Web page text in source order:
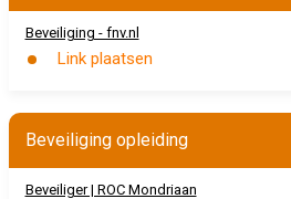
Beveiliging - fnv.nl
Link plaatsen
Beveiliging opleiding
Beveiliger | ROC Mondriaan